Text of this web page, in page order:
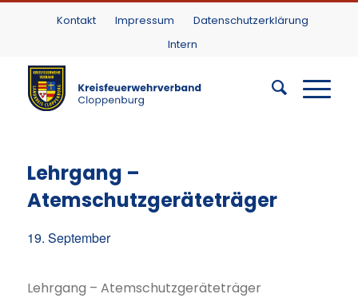
Kontakt Impressum
Datenschutzerklärung
Intern
Lehrgang –
Atemschutzgeräteträger
19. September
Lehrgang – Atemschutzgeräteträger